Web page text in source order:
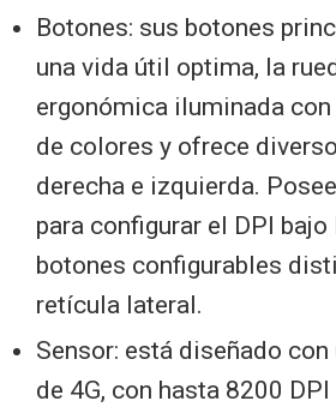
Botones: sus botones
una vida útil optima, la
ergonómica iluminada
de colores y ofrece
derecha e izquierda.
para configurar el DPI bajo
botones configurables
retícula lateral.
Sensor: está diseñado
de 4G, con hasta 8200 DPI